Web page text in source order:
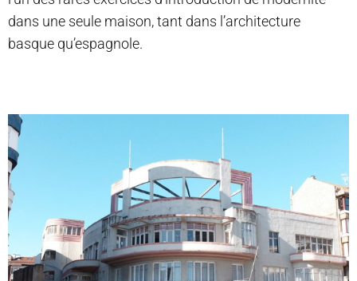
dans une seule maison, tant dans l’architecture
basque qu’espagnole.